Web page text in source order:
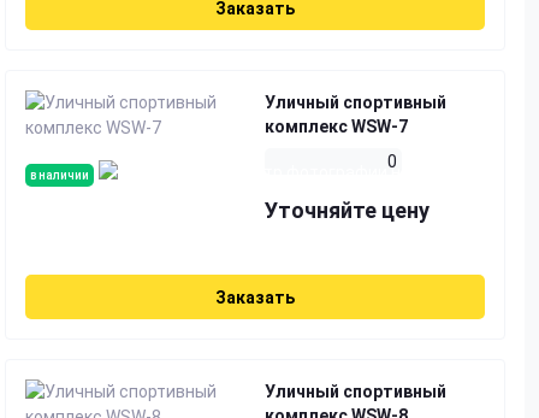
Заказать
в наличии
Уличный спортивный
комплекс WSW-7
0
Уточняйте цену
Заказать
Уличный спортивный